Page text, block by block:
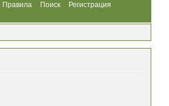
Правила Поиск
Регистрация